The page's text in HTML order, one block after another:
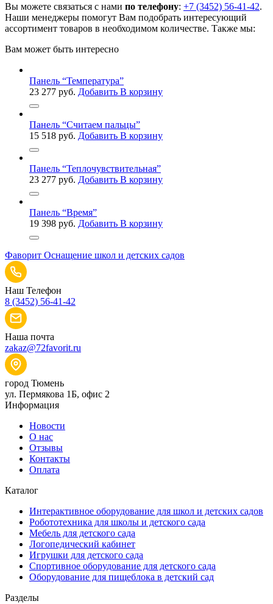
Вы можете связаться с нами по телефону: +7 (3452) 56-41-42.
Наши менеджеры помогут Вам подобрать интересующий
ассортимент товаров в необходимом количестве. Также мы:
Вам может быть интересно
Панель “Температура”
23 277 руб. Добавить В корзину
Панель “Считаем пальцы”
15 518 руб. Добавить В корзину
Панель “Теплочувствительная”
23 277 руб. Добавить В корзину
Панель “Время”
19 398 руб. Добавить В корзину
Фаворит Оснащение школ и детских садов
Наш Телефон
8 (3452) 56-41-42
Наша почта
zakaz@72favorit.ru
город Тюмень
ул. Пермякова 1Б, офис 2
Информация
Новости
О нас
Отзывы
Контакты
Оплата
Каталог
Интерактивное оборудование для школ и детских садов
Робототехника для школы и детского сада
Мебель для детского сада
Логопедический кабинет
Игрушки для детского сада
Спортивное оборудование для детского сада
Оборудование для пищеблока в детский сад
Разделы